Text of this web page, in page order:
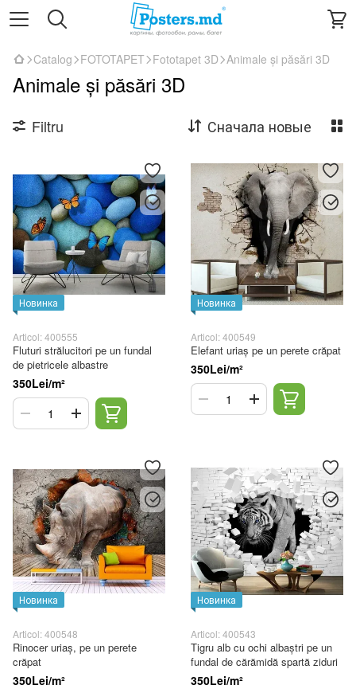
Catalog FOTOTAPET Fototapet 3D Animale și păsări 3D
Animale și păsări 3D
Filtru Сначала новые
Новинка
Articol: 400555
Fluturi strălucitori pe un fundal
de pietricele albastre
350Lei/m²
Новинка
Articol: 400549
Elefant uriaș pe un perete crăpat
350Lei/m²
Новинка
Articol: 400548
Rinocer uriaș, pe un perete
crăpat
350Lei/m²
Новинка
Articol: 400543
Tigru alb cu ochi albaștri pe un
fundal de cărămidă spartă ziduri
350Lei/m²